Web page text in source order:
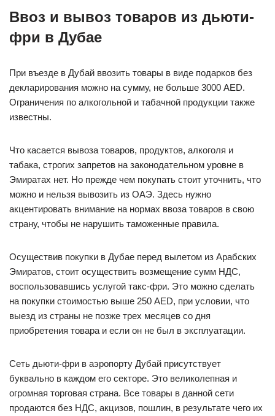
Ввоз и вывоз товаров из дьюти-
фри в Дубае
При въезде в Дубай ввозить товары в виде подарков без
декларирования можно на сумму, не больше 3000 AED.
Ограничения по алкогольной и табачной продукции также
известны.
Что касается вывоза товаров, продуктов, алкоголя и
табака, строгих запретов на законодательном уровне в
Эмиратах нет. Но прежде чем покупать стоит уточнить, что
можно и нельзя вывозить из ОАЭ. Здесь нужно
акцентировать внимание на нормах ввоза товаров в свою
страну, чтобы не нарушить таможенные правила.
Осуществив покупки в Дубае перед вылетом из Арабских
Эмиратов, стоит осуществить возмещение сумм НДС,
воспользовавшись услугой такс-фри. Это можно сделать
на покупки стоимостью выше 250 AED, при условии, что
выезд из страны не позже трех месяцев со дня
приобретения товара и если он не был в эксплуатации.
Сеть дьюти-фри в аэропорту Дубай присутствует
буквально в каждом его секторе. Это великолепная и
огромная торговая страна. Все товары в данной сети
продаются без НДС, акцизов, пошлин, в результате чего их